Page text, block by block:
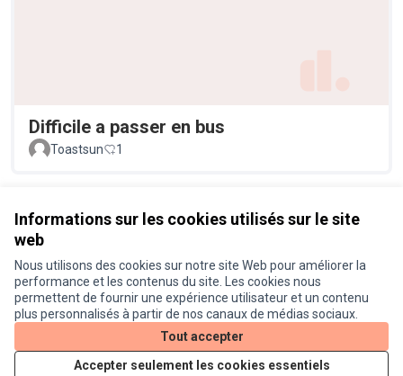
Informations sur les cookies utilisés sur le site
web
Nous utilisons des cookies sur notre site Web pour améliorer la
performance et les contenus du site. Les cookies nous
permettent de fournir une expérience utilisateur et un contenu
plus personnalisés à partir de nos canaux de médias sociaux.
Tout accepter
Accepter seulement les cookies essentiels
Difficile a passer en bus
Toastsun 1
Conditions d'utilisation
Paramètres des cookies
Je participe ! sur X
(Lien externe)
Je participe ! sur Facebook
Je participe ! sur Instagram